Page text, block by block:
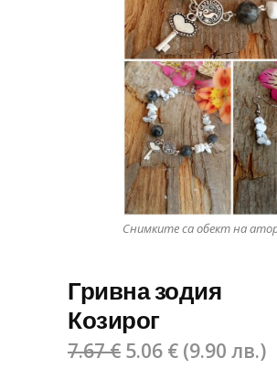
Снимките са обект на
Гривна зодия
Козирог
7.67€ 5.06 € (9.90 лв.)